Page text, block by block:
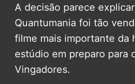
A decisão parece
Quantumania foi tão
filme mais importante da
estúdio em preparo para
Vingadores.